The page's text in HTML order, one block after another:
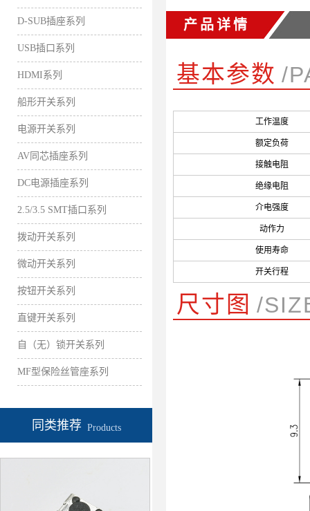
D-SUB插座系列
USB插口系列
HDMI系列
船形开关系列
电源开关系列
AV同芯插座系列
DC电源插座系列
2.5/3.5 SMT插口系列
拨动开关系列
微动开关系列
按钮开关系列
直键开关系列
自（无）锁开关系列
MF型保险丝管座系列
同类推荐 Products
产品详情
基本参数 /
工作温度
额定负荷
接触电阻
绝缘电阻
介电强度
动作力
使用寿命
开关行程
尺寸图 /